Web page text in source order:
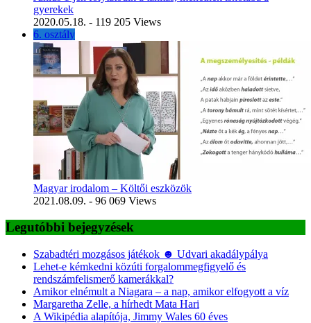
gyerekek
2020.05.18. - 119 205 Views
6. osztály
Magyar irodalom – Költői eszközök
2021.08.09. - 96 069 Views
Legutóbbi bejegyzések
Szabadtéri mozgásos játékok ☻ Udvari akadálypálya
Lehet-e kémkedni közúti forgalommegfigyelő és
rendszámfelismerő kamerákkal?
Amikor elnémult a Niagara – a nap, amikor elfogyott a víz
Margaretha Zelle, a hírhedt Mata Hari
A Wikipédia alapítója, Jimmy Wales 60 éves